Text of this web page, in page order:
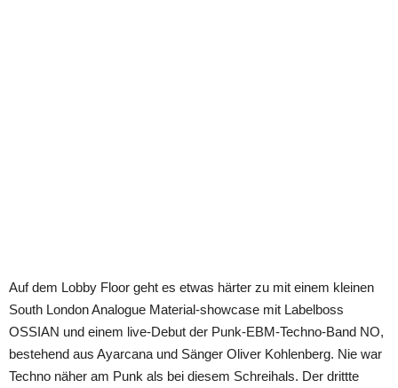
Auf dem Lobby Floor geht es etwas härter zu mit einem kleinen
South London Analogue Material-showcase mit Labelboss
OSSIAN und einem live-Debut der Punk-EBM-Techno-Band NO,
bestehend aus Ayarcana und Sänger Oliver Kohlenberg. Nie war
Techno näher am Punk als bei diesem Schreihals. Der drittte